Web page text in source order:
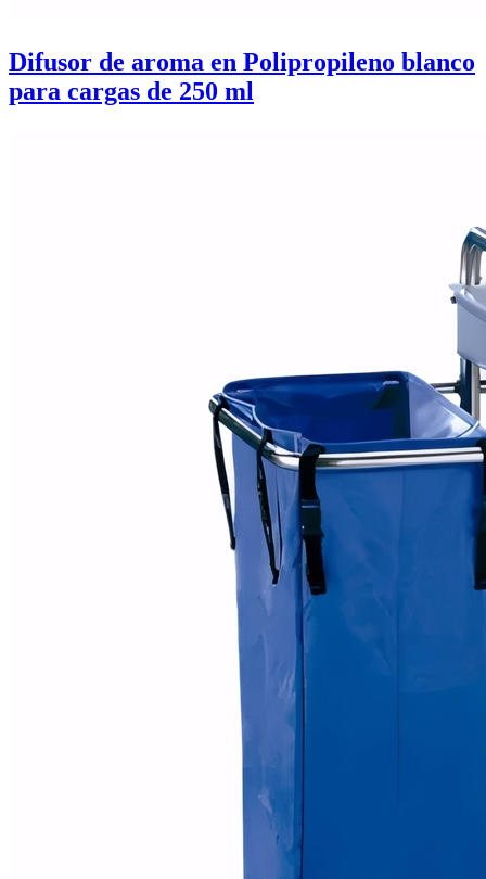
Difusor de aroma en Polipropileno blanco
para cargas de 250 ml